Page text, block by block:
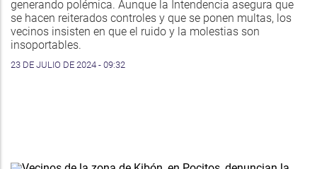
generando polémica. Aunque la Intendencia asegura que
se hacen reiterados controles y que se ponen multas, los
vecinos insisten en que el ruido y la molestias son
insoportables.
23 DE JULIO DE 2024 - 09:32